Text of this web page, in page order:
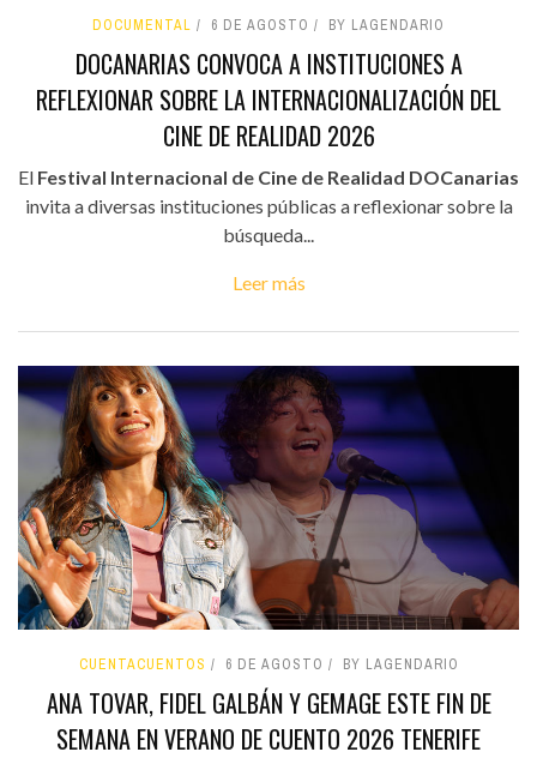
DOCUMENTAL 6 DE AGOSTO BY LAGENDARIO
DOCANARIAS CONVOCA A INSTITUCIONES A
REFLEXIONAR SOBRE LA INTERNACIONALIZACIÓN DEL
CINE DE REALIDAD 2026
El Festival Internacional de Cine de Realidad DOCanarias
invita a diversas instituciones públicas a reflexionar sobre la
búsqueda...
Leer más
CUENTACUENTOS 6 DE AGOSTO BY LAGENDARIO
ANA TOVAR, FIDEL GALBÁN Y GEMAGE ESTE FIN DE
SEMANA EN VERANO DE CUENTO 2026 TENERIFE